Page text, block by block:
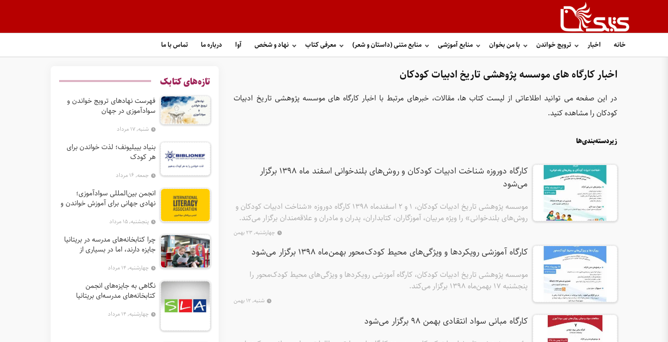
خانه اخبار ترویج خواندن با من بخوان منابع آموزشی منابع متنی (داستان و شعر) معرفی کتاب نهاد و شخص آوا درباره ما تماس با ما
اخبار کارگاه های موسسه پژوهشی تاریخ ادبیات کودکان
در این صفحه می توانید اطلاعاتی از لیست کتاب ها، مقالات، خبرهای مرتبط با اخبار کارگاه های موسسه پژوهشی تاریخ ادبیات
کودکان را مشاهده کنید.
زیردسته‌بندی‌ها
کارگاه دوروزه شناخت ادبیات کودکان و روش‌های بلندخوانی اسفند ماه ۱۳۹۸ برگزار
می‌شود
موسسه پژوهشی تاریخ ادبیات کودکان، 1 و 2 اسفندماه ۱۳۹۸ کارگاه دوروزه «شناخت ادبیات کودکان و
روش‌های بلندخوانی» را ویژه مربیان، آموزگاران، کتابداران، پدران و مادران و علاقه‌مندان برگزار می‌کند.
چهارشنبه, ۲۳ بهمن
کارگاه آموزشی رویکردها و ویژگی‌های محیط کودک‌محور بهمن‌ماه ۱۳۹۸ برگزار می‌شود
موسسه پژوهشی تاریخ ادبیات کودکان، کارگاه آموزشی رویکردها و ویژگی‌های محیط کودک‌محور را
پنجشنبه 17 بهمن‌ماه ۱۳۹8 برگزار می‌کند.
شنبه, ۱۲ بهمن
کارگاه مبانی سواد انتقادی بهمن ۹۸ برگزار می‌شود
تازه‌های کتابک
فهرست نهادهای ترویج خواندن و
سوادآموزی در جهان
شنبه, ۱۷ مرداد
بنیاد بیبلیونف؛ لذت خواندن برای
هر کودک
جمعه, ۱۶ مرداد
انجمن بین‌المللی سوادآموزی؛
نهادی جهانی برای آموزش خواندن و
پنجشنبه, ۱۵ مرداد
چرا کتابخانه‌های مدرسه در بریتانیا
جایزه دارند، اما در بسیاری از
چهارشنبه, ۱۴ مرداد
نگاهی به جایزه‌های انجمن
کتابخانه‌های مدرسه‌ای بریتانیا
چهارشنبه, ۱۴ مرداد